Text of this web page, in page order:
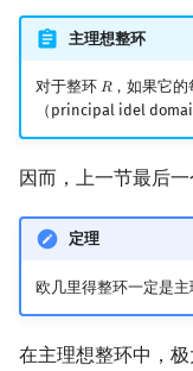
主理想整环
对于整环 𝑅
R，如果它
（principal idel
因而，上一节最后
定理
欧几里得整环一定是主
在主理想整环中，